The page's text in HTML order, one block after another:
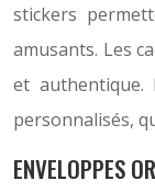
stickers
amusants. Les
et authentique.
personnalisés,
ENVELOPPES